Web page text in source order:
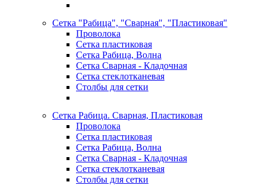
Сетка "Рабица", "Сварная", "Пластиковая"
Проволока
Сетка пластиковая
Сетка Рабица, Волна
Сетка Сварная - Кладочная
Сетка стеклотканевая
Столбы для сетки
Сетка Рабица. Сварная, Пластиковая
Проволока
Сетка пластиковая
Сетка Рабица, Волна
Сетка Сварная - Кладочная
Сетка стеклотканевая
Столбы для сетки